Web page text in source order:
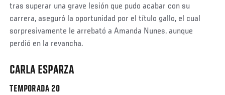
tras superar una grave lesión que pudo acabar con su
carrera, aseguró la oportunidad por el título gallo, el cual
sorpresivamente le arrebató a Amanda Nunes, aunque
perdió en la revancha.
CARLA ESPARZA
TEMPORADA 20